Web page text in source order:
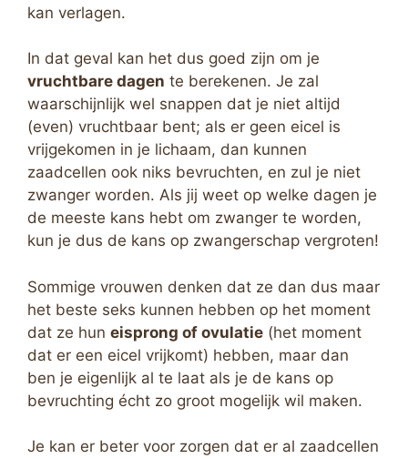
kan verlagen.
In dat geval kan het dus goed zijn om je
vruchtbare dagen te berekenen. Je zal
waarschijnlijk wel snappen dat je niet altijd
(even) vruchtbaar bent; als er geen eicel is
vrijgekomen in je lichaam, dan kunnen
zaadcellen ook niks bevruchten, en zul je niet
zwanger worden. Als jij weet op welke dagen je
de meeste kans hebt om zwanger te worden,
kun je dus de kans op zwangerschap vergroten!
Sommige vrouwen denken dat ze dan dus maar
het beste seks kunnen hebben op het moment
dat ze hun eisprong of ovulatie (het moment
dat er een eicel vrijkomt) hebben, maar dan
ben je eigenlijk al te laat als je de kans op
bevruchting écht zo groot mogelijk wil maken.
Je kan er beter voor zorgen dat er al zaadcellen